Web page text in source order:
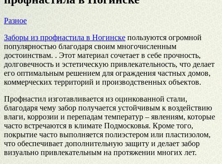
Разное
Заборы из профнастила в Ногинске пользуются огромной
популярностью благодаря своим многочисленным
достоинствам. . Этот материал сочетает в себе прочность,
долговечность и эстетическую привлекательность, что делает
его оптимальным решением для ограждения частных домов,
коммерческих территорий и производственных объектов.
Профнастил изготавливается из оцинкованной стали,
благодаря чему забор получается устойчивым к воздействию
влаги, коррозии и перепадам температур – явлениям, которые
часто встречаются в климате Подмосковья. Кроме того,
покрытие часто выполняется полиэстером или пластизолом,
что обеспечивает дополнительную защиту и делает забор
визуально привлекательным на протяжении многих лет.